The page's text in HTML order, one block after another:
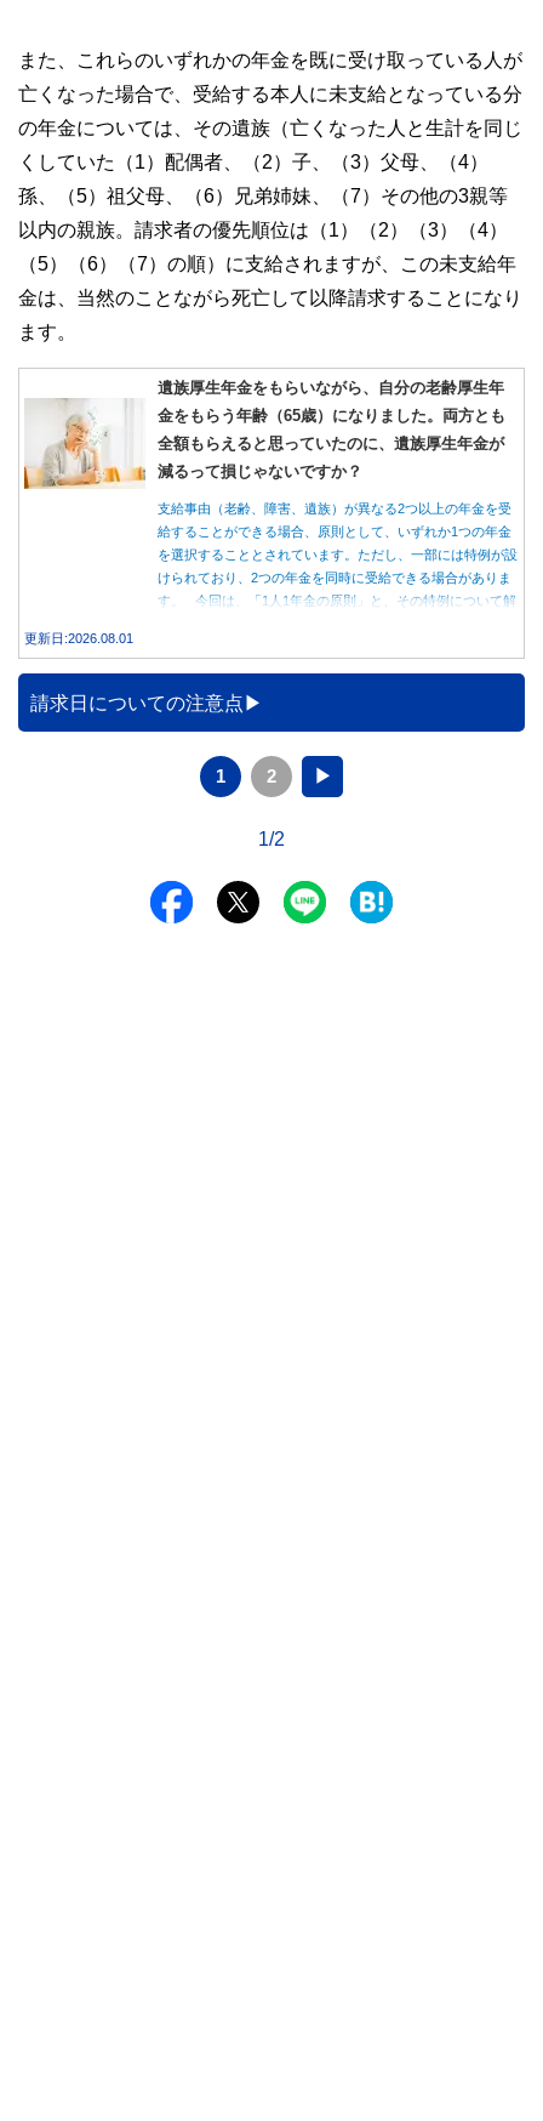
また、これらのいずれかの年金を既に受け取っている人が
亡くなった場合で、受給する本人に未支給となっている分
の年金については、その遺族（亡くなった人と生計を同じ
くしていた（1）配偶者、（2）子、（3）父母、（4）
孫、（5）祖父母、（6）兄弟姉妹、（7）その他の3親等
以内の親族。請求者の優先順位は（1）（2）（3）（4）
（5）（6）（7）の順）に支給されますが、この未支給年
金は、当然のことながら死亡して以降請求することになり
ます。
遺族厚生年金をもらいながら、自分の老齢厚生年
金をもらう年齢（65歳）になりました。両方とも
全額もらえると思っていたのに、遺族厚生年金が
減るって損じゃないですか？
支給事由（老齢、障害、遺族）が異なる2つ以上の年金を受
給することができる場合、原則として、いずれか1つの年金
を選択することとされています。ただし、一部には特例が設
けられており、2つの年金を同時に受給できる場合がありま
す。 今回は、「1人1年金の原則」と、その特例について解
更新日:2026.08.01
請求日についての注意点
1 2 ▶
1/2